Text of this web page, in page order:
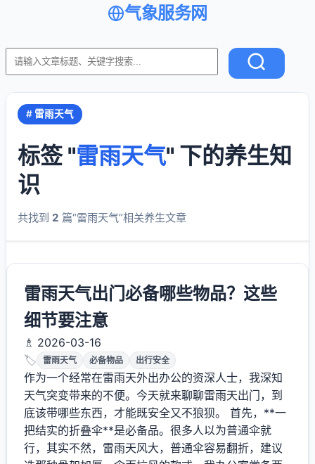
气象服务网
# 雷雨天气
标签 "雷雨天气" 下的养生知
识
共找到 2 篇“雷雨天气”相关养生文章
雷雨天气出门必备哪些物品？这些
细节要注意
♗ 2026-03-16
🏷️
雷雨天气 必备物品 出行安全
作为一个经常在雷雨天外出办公的资深人士，我深知
天气突变带来的不便。今天就来聊聊雷雨天出门，到
底该带哪些东西，才能既安全又不狼狈。 首先，**一
把结实的折叠伞**是必备品。很多人以为普通伞就
行，其实不然，雷雨天风大，普通伞容易翻折，建议